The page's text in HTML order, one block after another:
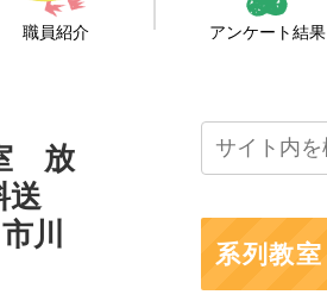
職員紹介 アンケート結果
放
川
系列教室